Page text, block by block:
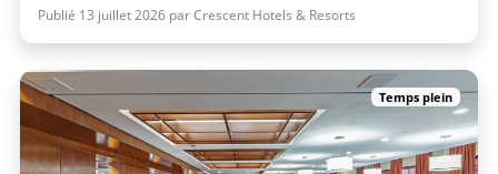
Publié 13 juillet 2026 par Crescent Hotels & Resorts
Temps plein